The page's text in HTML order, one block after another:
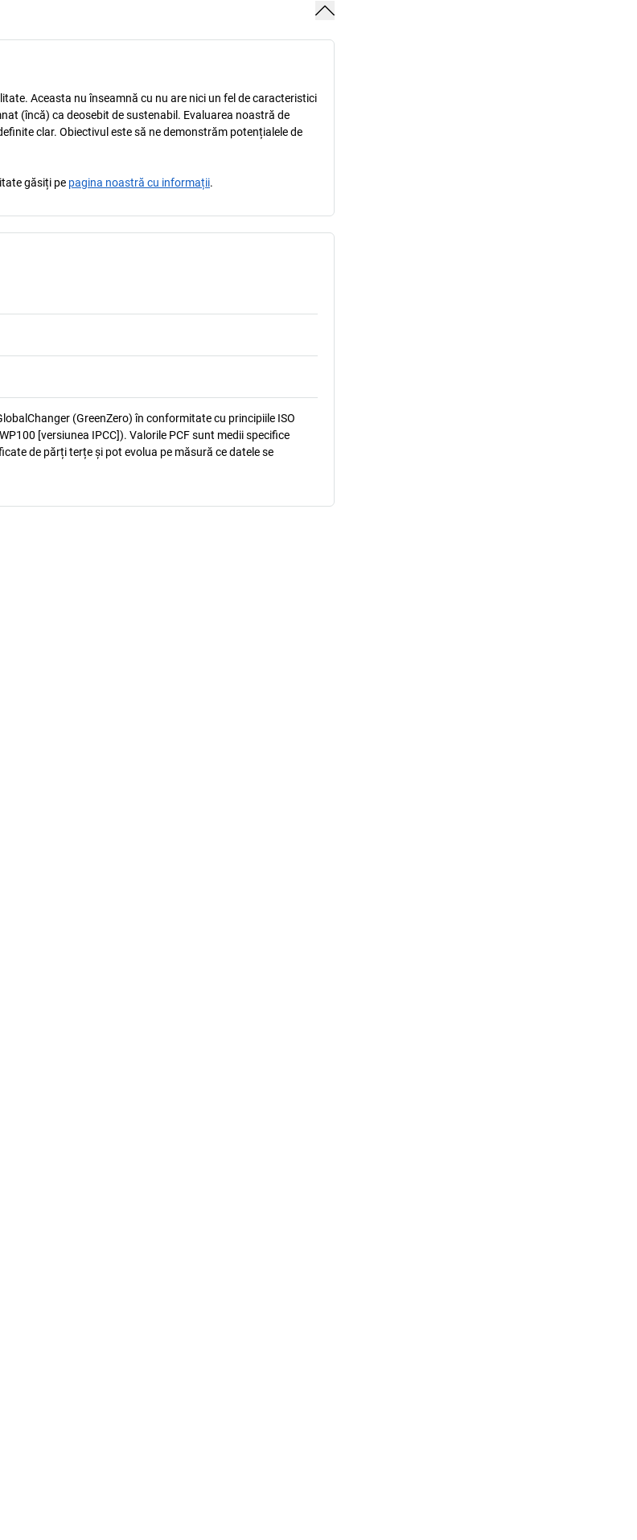
Aceasta nu înseamnă cu nu are nici un fel de caracteristici
(încă) ca deosebit de sustenabil. Evaluarea noastră de
clar. Obiectivul este să ne demonstrăm potențialele de
găsiți pe pagina noastră cu informații.
(GreenZero) în conformitate cu principiile ISO
[versiunea IPCC]). Valorile PCF sunt medii specifice
de părți terțe și pot evolua pe măsură ce datele se